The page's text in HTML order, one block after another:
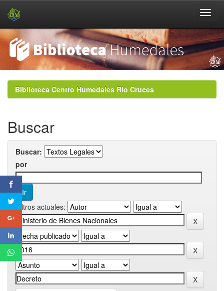
navigationBiblioteca Centro Humedales Río Cruces
Buscar
Buscar:
por
Filtros actuales: